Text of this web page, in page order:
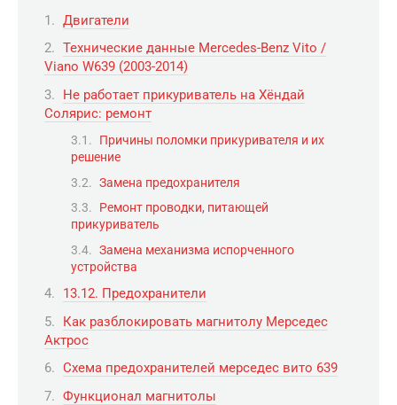
Двигатели
Технические данные Mercedes-Benz Vito /
Viano W639 (2003-2014)
Не работает прикуриватель на Хёндай
Солярис: ремонт
Причины поломки прикуривателя и их
решение
Замена предохранителя
Ремонт проводки, питающей
прикуриватель
Замена механизма испорченного
устройства
13.12. Предохранители
Как разблокировать магнитолу Мерседес
Актрос
Схема предохранителей мерседес вито 639
Функционал магнитолы